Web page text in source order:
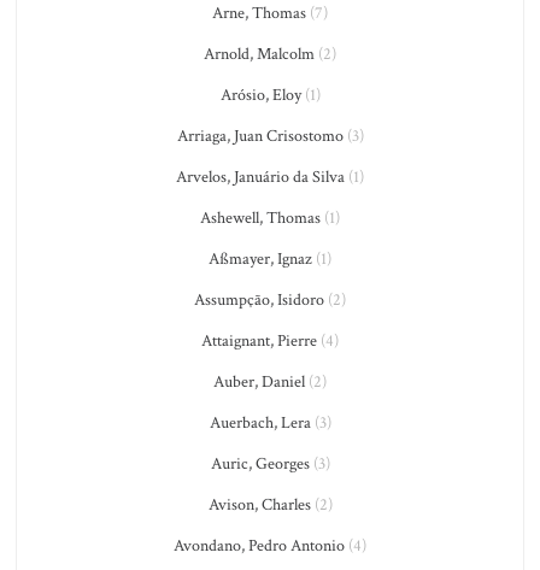
Arne, Thomas (7)
Arnold, Malcolm (2)
Arósio, Eloy(1)
Arriaga, Juan Crisostomo(3)
Arvelos, Januário da Silva (1)
Ashewell, Thomas (1)
Aßmayer, Ignaz (1)
Assumpção, Isidoro (2)
Attaignant, Pierre (4)
Auber, Daniel (2)
Auerbach, Lera(3)
Auric, Georges(3)
Avison, Charles(2)
Avondano, Pedro Antonio (4)